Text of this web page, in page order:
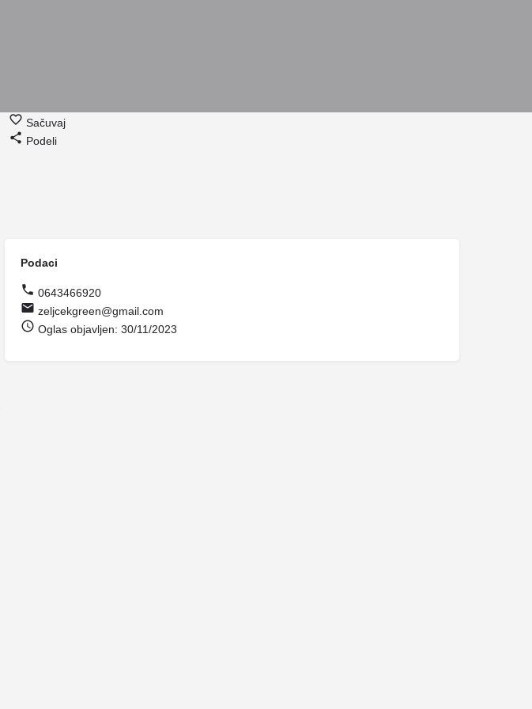
Sačuvaj
Podeli
Podaci
0643466920
zeljcekgreen@gmail.com
Oglas objavljen: 30/11/2023